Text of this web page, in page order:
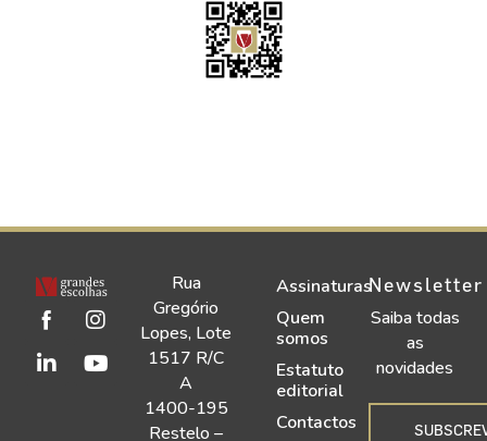
Rua
Gregório
Lopes, Lote
1517 R/C
A
1400-195
Restelo –
Assinaturas
Quem
somos
Estatuto
editorial
Contactos
Newsletter
Saiba todas
as
novidades